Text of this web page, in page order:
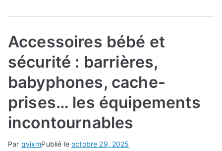
Accessoires bébé et
sécurité : barrières,
babyphones, cache-
prises… les équipements
incontournables
Par qvixmPublié leoctobre 29, 2025